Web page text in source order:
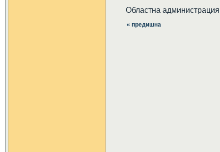
Областна
« предишна